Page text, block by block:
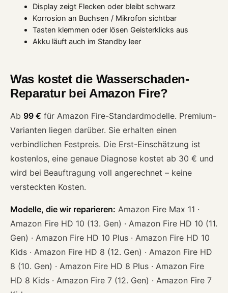
Display zeigt Flecken oder bleibt schwarz
Korrosion an Buchsen / Mikrofon sichtbar
Tasten klemmen oder lösen Geisterklicks aus
Akku läuft auch im Standby leer
Was kostet die Wasserschaden-
Reparatur bei Amazon Fire?
Ab 99 € für Amazon Fire-Standardmodelle. Premium-
Varianten liegen darüber. Sie erhalten einen
verbindlichen Festpreis. Die Erst-Einschätzung ist
kostenlos, eine genaue Diagnose kostet ab 30 € und
wird bei Beauftragung voll angerechnet – keine
versteckten Kosten.
Modelle, die wir reparieren: Amazon Fire Max 11 ·
Amazon Fire HD 10 (13. Gen) · Amazon Fire HD 10 (11.
Gen) · Amazon Fire HD 10 Plus · Amazon Fire HD 10
Kids · Amazon Fire HD 8 (12. Gen) · Amazon Fire HD
8 (10. Gen) · Amazon Fire HD 8 Plus · Amazon Fire
HD 8 Kids · Amazon Fire 7 (12. Gen) · Amazon Fire 7